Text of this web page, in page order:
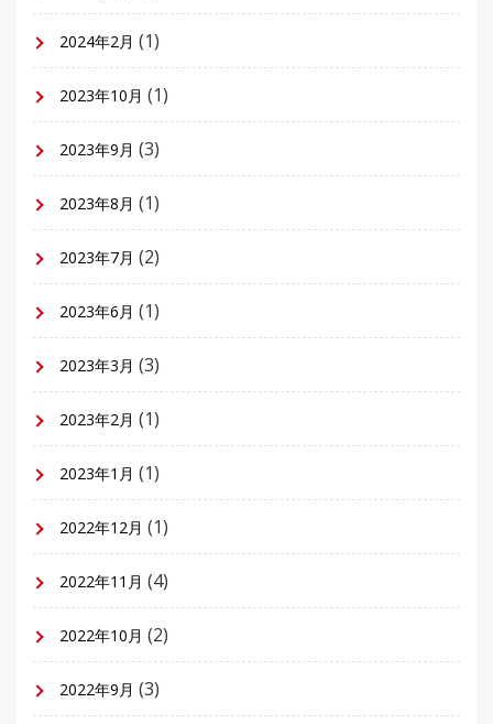
2024年2月 (1)
2023年10月 (1)
2023年9月 (3)
2023年8月 (1)
2023年7月 (2)
2023年6月 (1)
2023年3月 (3)
2023年2月 (1)
2023年1月 (1)
2022年12月 (1)
2022年11月 (4)
2022年10月 (2)
2022年9月 (3)